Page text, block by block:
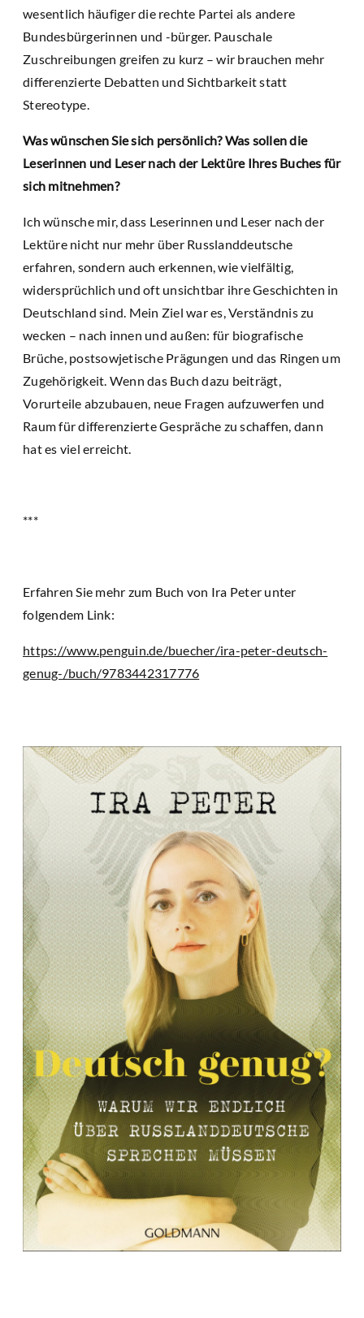
wesentlich häufiger die rechte Partei als andere
Bundesbürgerinnen und -bürger. Pauschale
Zuschreibungen greifen zu kurz – wir brauchen mehr
differenzierte Debatten und Sichtbarkeit statt
Stereotype.
Was wünschen Sie sich persönlich? Was sollen die
Leserinnen und Leser nach der Lektüre Ihres Buches für
sich mitnehmen?
Ich wünsche mir, dass Leserinnen und Leser nach der
Lektüre nicht nur mehr über Russlanddeutsche
erfahren, sondern auch erkennen, wie vielfältig,
widersprüchlich und oft unsichtbar ihre Geschichten in
Deutschland sind. Mein Ziel war es, Verständnis zu
wecken – nach innen und außen: für biografische
Brüche, postsowjetische Prägungen und das Ringen um
Zugehörigkeit. Wenn das Buch dazu beiträgt,
Vorurteile abzubauen, neue Fragen aufzuwerfen und
Raum für differenzierte Gespräche zu schaffen, dann
hat es viel erreicht.
***
Erfahren Sie mehr zum Buch von Ira Peter unter
folgendem Link:
https://www.penguin.de/buecher/ira-peter-deutsch-
genug-/buch/9783442317776